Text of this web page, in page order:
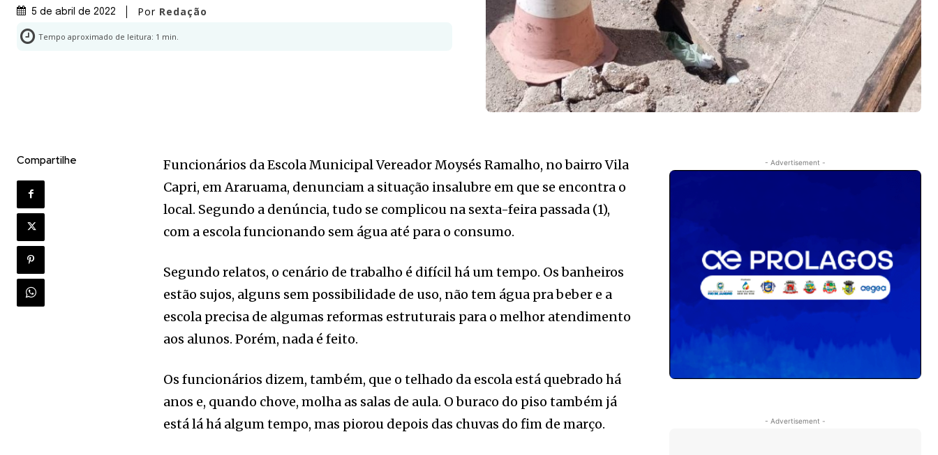
5 de abril de 2022 Por Redação
Tempo aproximado de leitura: 1 min.
Compartilhe
Funcionários da Escola Municipal Vereador Moysés Ramalho, no bairro Vila
Capri, em Araruama, denunciam a situação insalubre em que se encontra o
local. Segundo a denúncia, tudo se complicou na sexta-feira passada (1),
com a escola funcionando sem água até para o consumo.
Segundo relatos, o cenário de trabalho é difícil há um tempo. Os banheiros
estão sujos, alguns sem possibilidade de uso, não tem água pra beber e a
escola precisa de algumas reformas estruturais para o melhor atendimento
aos alunos. Porém, nada é feito.
Os funcionários dizem, também, que o telhado da escola está quebrado há
anos e, quando chove, molha as salas de aula. O buraco do piso também já
está lá há algum tempo, mas piorou depois das chuvas do fim de março.
- Advertisement -
- Advertisement -